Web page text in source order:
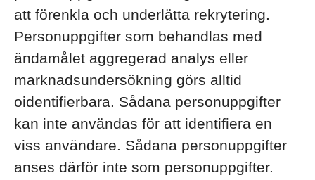
att förenkla och underlätta rekrytering.
Personuppgifter som behandlas med
ändamålet aggregerad analys eller
marknadsundersökning görs alltid
oidentifierbara. Sådana personuppgifter
kan inte användas för att identifiera en
viss användare. Sådana personuppgifter
anses därför inte som personuppgifter.